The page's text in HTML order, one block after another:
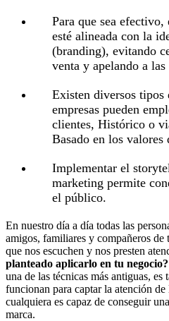
Para que sea
esté alineada con la
(branding), evitando
venta y apelando a
Existen diversos
empresas pueden
clientes, Histórico o
Basado en los valores
Implementar el
marketing permite
el público.
En nuestro día a día todas las
amigos, familiares y compañeros
que nos escuchen y nos presten
planteado aplicarlo en tu negocio?
una de las técnicas más antiguas,
funcionan para captar la atención
cualquiera es capaz de conseguir
marca.